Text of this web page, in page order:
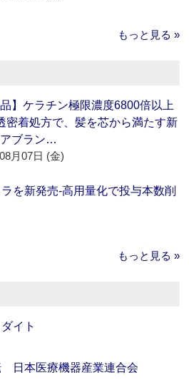
もっと見る »
品】ケラチン極限濃度6800倍以上
密着処方で、髪を芯から満たす新
ブラン…
月07日 (金)
を新発売‐高用量化で投与本数削
もっと見る »
イト
日本医療機器産業連合会